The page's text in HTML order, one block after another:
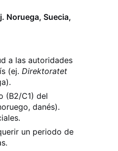
Noruega, Suecia,
a las autoridades
(ej. Direktoratet
(B2/C1) del
danés).
un periodo de